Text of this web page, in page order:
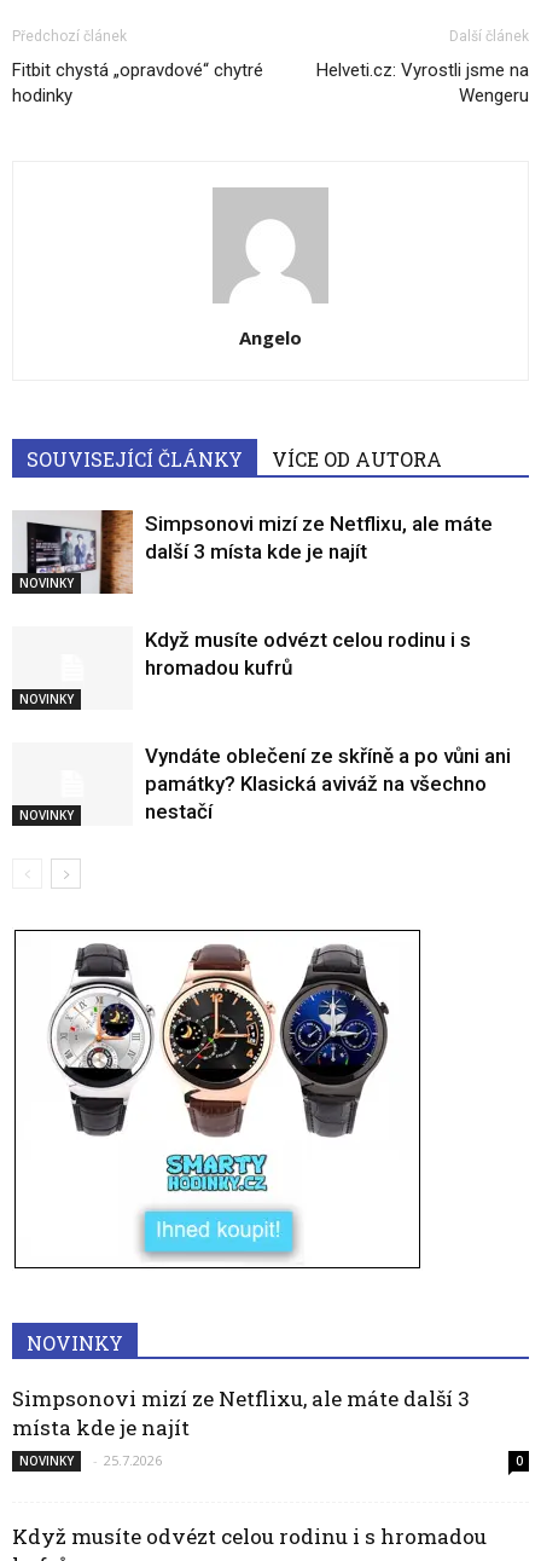
Předchozí článek
Fitbit chystá „opravdové“ chytré
hodinky
Další článek
Helveti.cz: Vyrostli jsme na
Wengeru
Angelo
SOUVISEJÍCÍ ČLÁNKY VÍCE OD AUTORA
NOVINKY
Simpsonovi mizí ze Netflixu, ale máte
další 3 místa kde je najít
NOVINKY
Když musíte odvézt celou rodinu i s
hromadou kufrů
NOVINKY
Vyndáte oblečení ze skříně a po vůni ani
památky? Klasická aviváž na všechno
nestačí
NOVINKY
Simpsonovi mizí ze Netflixu, ale máte další 3
místa kde je najít
NOVINKY - 25.7.2026 0
Když musíte odvézt celou rodinu i s hromadou